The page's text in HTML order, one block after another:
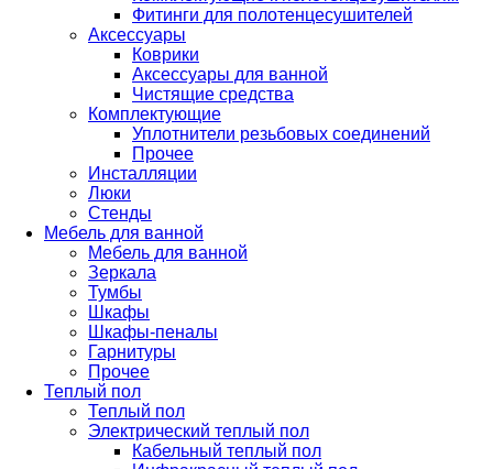
Фитинги для полотенцесушителей
Аксессуары
Коврики
Аксессуары для ванной
Чистящие средства
Комплектующие
Уплотнители резьбовых соединений
Прочее
Инсталляции
Люки
Стенды
Мебель для ванной
Мебель для ванной
Зеркала
Тумбы
Шкафы
Шкафы-пеналы
Гарнитуры
Прочее
Теплый пол
Теплый пол
Электрический теплый пол
Кабельный теплый пол